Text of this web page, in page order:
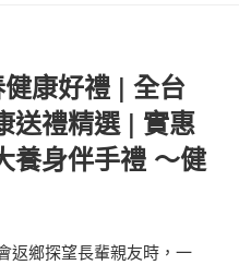
康好禮 | 全台
送禮精選 | 實惠
養身伴手禮 ～健
返鄉探望長輩親友時，一